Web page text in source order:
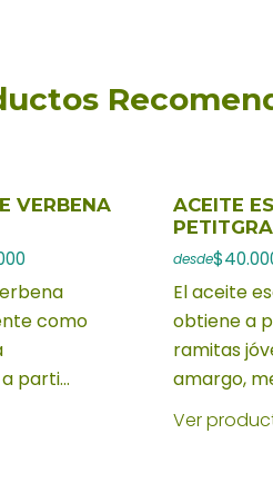
VERBENA
como
parti...
ACEITE
desde
El aceite
obtiene a
ramitas
amargo,
Ver